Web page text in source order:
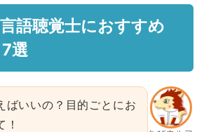
言語聴覚士におすすめ
選
ばいいの？目的ごとにお